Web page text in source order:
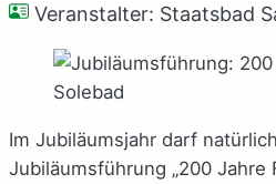
Veranstalter: Staatsbad
Im Jubiläumsjahr darf
Jubiläumsführung „200 Jahre